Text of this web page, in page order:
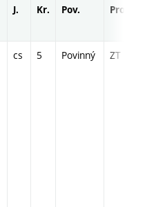
J. Kr. Pov. Prof.
cs 5 Povinný ZT